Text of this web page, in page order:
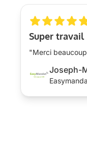
Super travail
"Merci
Joseph-